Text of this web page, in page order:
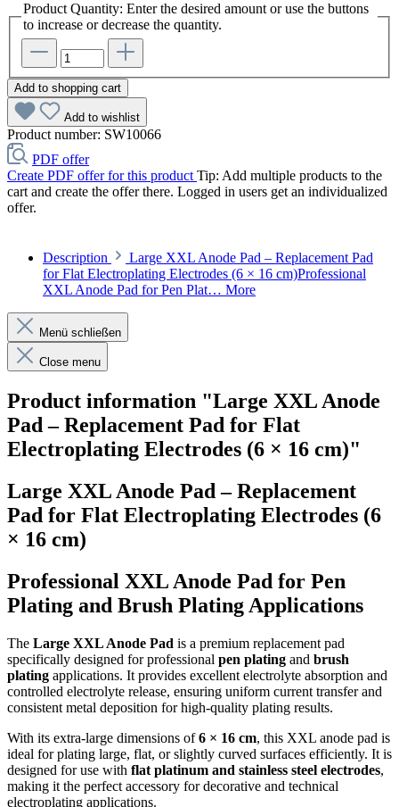
Product Quantity: Enter the desired amount or use the buttons
to increase or decrease the quantity.
Add to shopping cart
Add to wishlist
Product number: SW10066
PDF offer
Create PDF offer for this product Tip: Add multiple products to the
cart and create the offer there. Logged in users get an individualized
offer.
Description
Large XXL Anode Pad – Replacement Pad
for Flat Electroplating Electrodes (6 × 16 cm)Professional
XXL Anode Pad for Pen Plat… More
Menü schließen
Close menu
Product information "Large XXL Anode
Pad – Replacement Pad for Flat
Electroplating Electrodes (6 × 16 cm)"
Large XXL Anode Pad – Replacement
Pad for Flat Electroplating Electrodes (6
× 16 cm)
Professional XXL Anode Pad for Pen
Plating and Brush Plating Applications
The Large XXL Anode Pad is a premium replacement pad
specifically designed for professional pen plating and brush
plating applications. It provides excellent electrolyte absorption and
controlled electrolyte release, ensuring uniform current transfer and
consistent metal deposition for high-quality plating results.
With its extra-large dimensions of6 × 16 cm, this XXL anode pad is
ideal for plating large, flat, or slightly curved surfaces efficiently. It is
designed for use with flat platinum and stainless steel electrodes,
making it the perfect accessory for decorative and technical
electroplating applications.